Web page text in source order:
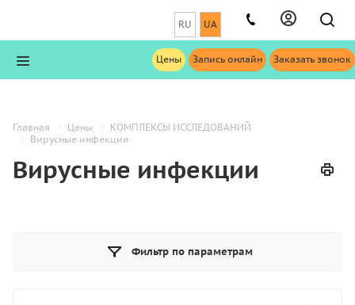
RU UA
Цены Запись онлайн Заказать звонок
Главная Цены
КОМПЛЕКСЫ ИССЛЕДОВАНИЙ
Вирусные инфекции
Вирусные инфекции
Фильтр по параметрам